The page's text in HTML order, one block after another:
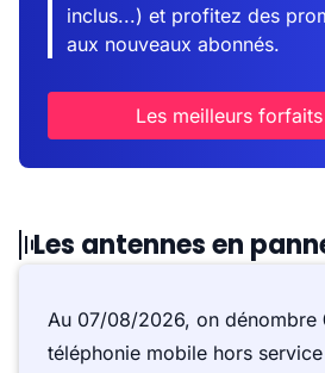
inclus...) et profitez des
aux nouveaux abonnés.
Les meilleurs
Les antennes en
Au 07/08/2026, on dénombre
téléphonie mobile hors